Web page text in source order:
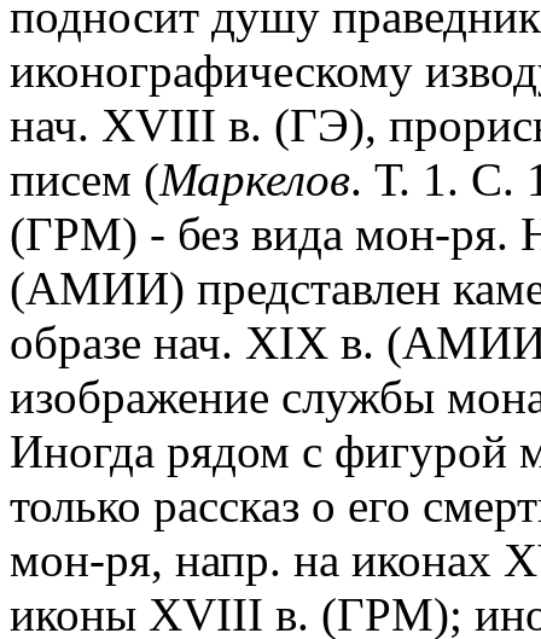
подносит душу
иконографическому
нач. XVIII в. (ГЭ),
писем (Маркелов. Т. 1. С.
(ГРМ) - без вида мон-ря.
(АМИИ) представлен
образе нач. XIX в.
изображение службы
Иногда рядом с фигурой
только рассказ о его
мон-ря, напр. на
иконы XVIII в. (ГРМ);